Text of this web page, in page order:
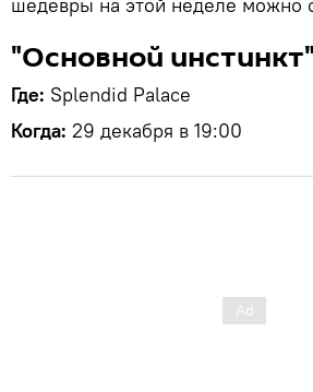
"Основной инстинкт"
Где: Splendid Palace
Когда: 29 декабря в 19:00